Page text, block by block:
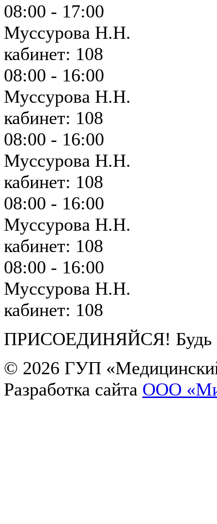
08:00 - 17:00
Муссурова Н.Н.
кабинет: 108
08:00 - 16:00
Муссурова Н.Н.
кабинет: 108
08:00 - 16:00
Муссурова Н.Н.
кабинет: 108
08:00 - 16:00
Муссурова Н.Н.
кабинет: 108
08:00 - 16:00
Муссурова Н.Н.
кабинет: 108
ПРИСОЕДИНЯЙСЯ! Будь в
© 2026 ГУП
Разработка сайта OOO